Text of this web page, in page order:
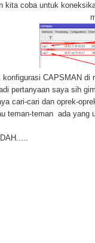
kita coba untuk
konfigurasi CAPSMAN di
pertanyaan saya sih
cari-cari dan oprek-
teman-teman ada yang